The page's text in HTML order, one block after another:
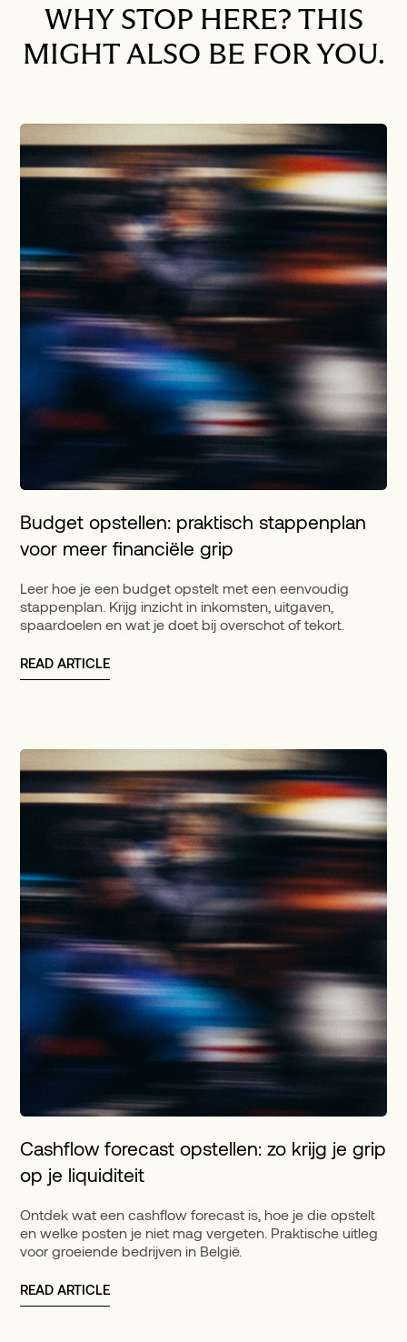
WHY STOP HERE? THIS
MIGHT ALSO BE FOR YOU.
Budget opstellen: praktisch stappenplan
voor meer financiële grip
Leer hoe je een budget opstelt met een eenvoudig
stappenplan. Krijg inzicht in inkomsten, uitgaven,
spaardoelen en wat je doet bij overschot of tekort.
READ ARTICLE
Cashflow forecast opstellen: zo krijg je grip
op je liquiditeit
Ontdek wat een cashflow forecast is, hoe je die opstelt
en welke posten je niet mag vergeten. Praktische uitleg
voor groeiende bedrijven in België.
READ ARTICLE